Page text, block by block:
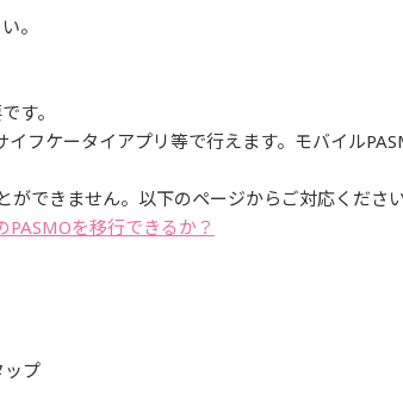
。
す。
フケータイアプリ等で行えます。モバイル
できません。以下のページからご対応ください
を移行できるか？
ップ